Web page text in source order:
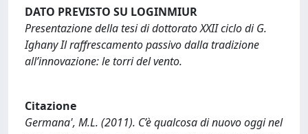
DATO PREVISTO SU LOGINMIUR
Presentazione della tesi di dottorato XXII ciclo di G.
Ighany Il raffrescamento passivo dalla tradizione
all’innovazione: le torri del vento.
Citazione
Germana', M.L. (2011). C’è qualcosa di nuovo oggi nel